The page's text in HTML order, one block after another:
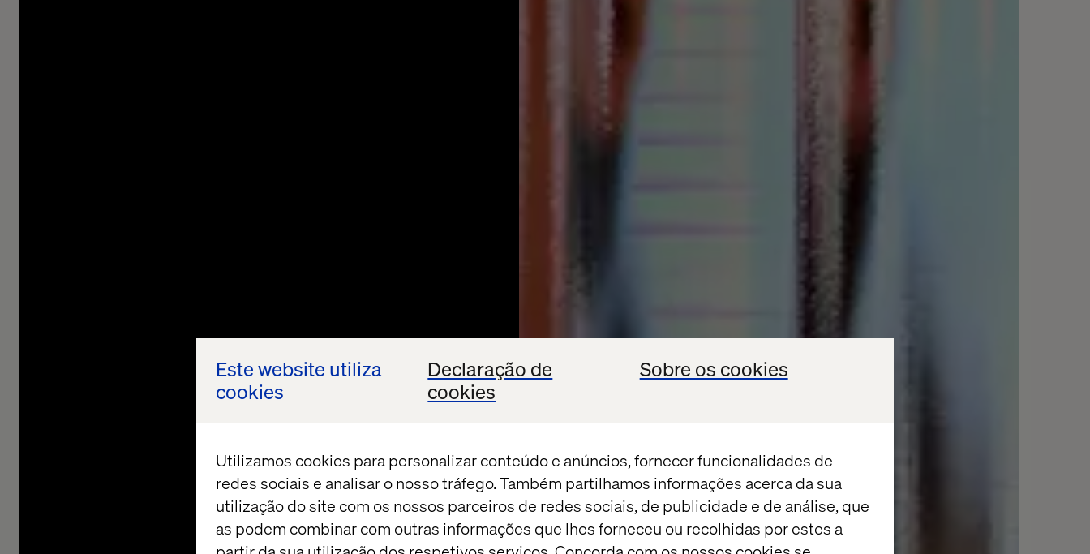
Este website utiliza
cookies
Declaração de
cookies
Sobre os cookies
Utilizamos cookies para personalizar conteúdo e anúncios, fornecer funcionalidades de
redes sociais e analisar o nosso tráfego. Também partilhamos informações acerca da sua
utilização do site com os nossos parceiros de redes sociais, de publicidade e de análise, que
as podem combinar com outras informações que lhes forneceu ou recolhidas por estes a
THREAD